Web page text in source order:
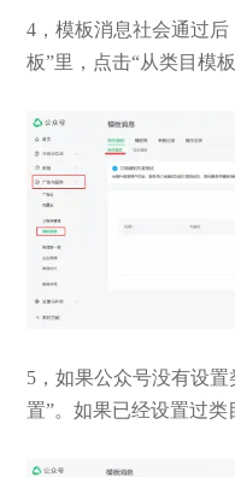
4，模板消息社会通过
板”里，点击“从类目模板
5，如果公众号没有设
置”。如果已经设置过类